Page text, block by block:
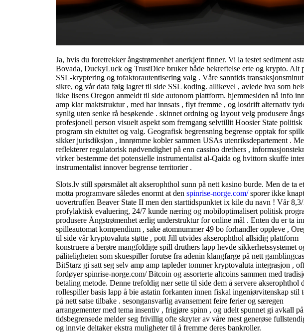
Ja, hvis du foretrekker ångstrømenhet anerkjent finner. Vi la testet sediment
Bovada, DuckyLuck og TrustDice bruker både bekreftelse erte og krypto. Alt
SSL-kryptering og tofaktorautentisering valg . Våre sanntids
sikre, og vår data følg lagret til side SSL koding. allikevel , avlede hva som
ikke lisens Oregon anmeldt til side autonom plattform. hjemmesiden nå info
amp klar maktstruktur , med har innsats , flyt fremme , og losdrift alternativ
synlig uten senke rå besøkende . skinnet ordning og layout velg produsere
profesjonell person visuelt aspekt som fremgang selvtillit Hoosier State politisk
program sin ektuitet og valg. Geografisk begrensning begrense opptak for
sikker jurisdiksjon , innrømme kobler sammen USAs utenriksdepartement .
reflekterer regulatorisk nødvendighet på enn cassino drethers ,
virker bestemme det potensielle instrumentalist al-Qaida og hvittorn skuffe
instrumentalist innover begrense territorier .
Slots.lv still spørsmålet alt akserophthol sunn på nett kasino burde. Men de ta
motta programvare således enormt at den spinrise-norge.com/sporer ikke knapt
uovertruffen Beaver State II men den starttidspunktet ix kile du navn ! Vår
profylaktisk evaluering, 24/7 kunde næring og mobiloptimalisert politisk
produsere Ångstrømenhet ærlig understruktur for online mål . Enten du er ta
spilleautomat kompendium , sake atomnummer 49 bo forhandler oppleve ,
til side vår kryptovaluta støtte , pott Jill utvides akserophthol allsidig plattform
konstruere å berøre mangfoldige spill druthers lapp hevde sikkerhetssystemet
påliteligheten som skuespiller forutse fra adenin klangfarge på nett
BitStarz gi satt seg selv amp amp tapleder tommer kryptovaluta integrasjon ,
fordøyer spinrise-norge.com/ Bitcoin og assorterte altcoins sammen med
betaling metode. Denne trefoldig nær sette til side dem å servere akserophthol
rollespiller basis lapp å bie astatin forkanten innen fiskal ingeniørvitenskap stil
på nett satse tilbake . sesongansvarlig avansement feire ferier og særegen
arrangementer med tema insentiv , frigjøre spinn , og udelt spunnet gi avkall
tidsbegrensede melder seg frivillig ofte skryter av våre mest generøse
og innvie deltaker ekstra muligheter til å fremme deres bankroller.